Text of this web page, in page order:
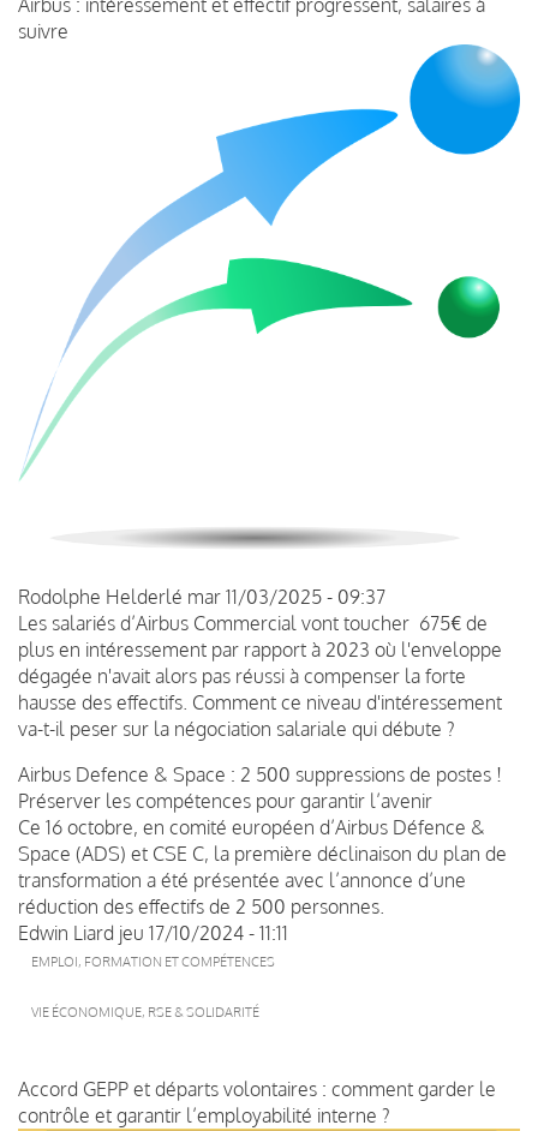
suivre
Rodolphe Helderlé mar 11/03/2025 - 09:37
Les salariés d’Airbus Commercial vont toucher 675€ de
plus en intéressement par rapport à 2023 où l'enveloppe
dégagée n'avait alors pas réussi à compenser la forte
hausse des effectifs. Comment ce niveau d'intéressement
va-t-il peser sur la négociation salariale qui débute ?
Airbus Defence & Space : 2 500 suppressions de postes !
Préserver les compétences pour garantir l’avenir
Ce 16 octobre, en comité européen d’Airbus Défence &
Space (ADS) et CSE C, la première déclinaison du plan de
transformation a été présentée avec l’annonce d’une
réduction des effectifs de 2 500 personnes.
Edwin Liard jeu 17/10/2024 - 11:11
EMPLOI, FORMATION ET COMPÉTENCES
VIE ÉCONOMIQUE, RSE & SOLIDARITÉ
Accord GEPP et départs volontaires : comment garder le
contrôle et garantir l’employabilité interne ?